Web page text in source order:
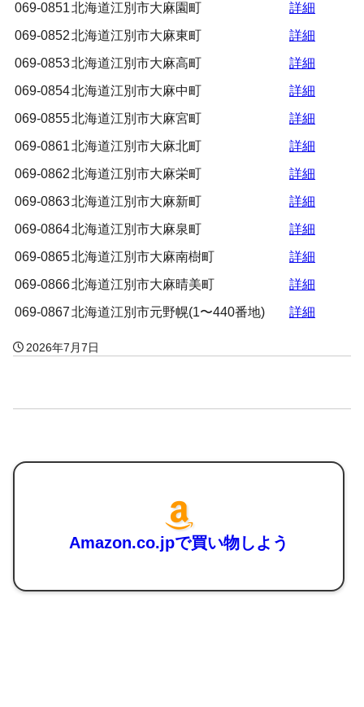
069-0851北海道江別市大麻園町
詳細
069-0852北海道江別市大麻東町
詳細
069-0853北海道江別市大麻高町
詳細
069-0854北海道江別市大麻中町
詳細
069-0855北海道江別市大麻宮町
詳細
069-0861北海道江別市大麻北町
詳細
069-0862北海道江別市大麻栄町
詳細
069-0863北海道江別市大麻新町
詳細
069-0864北海道江別市大麻泉町
詳細
069-0865北海道江別市大麻南樹町
詳細
069-0866北海道江別市大麻晴美町
詳細
069-0867北海道江別市元野幌(1〜440番地) 詳細
2026年7月7日
Amazon.co.jpで買い物しよう